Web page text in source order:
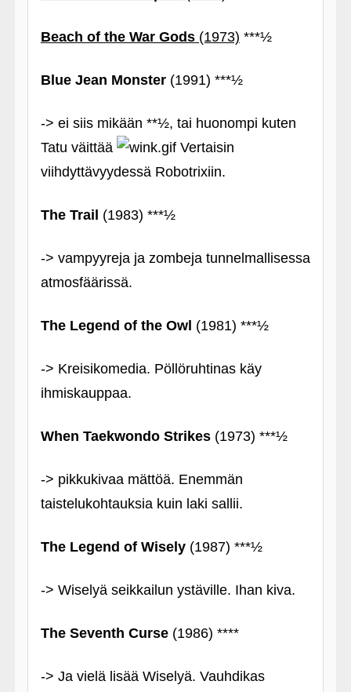
Beach of the War Gods(1973) ***½
Blue Jean Monster(1991) ***½
-> ei siis mikään **½, tai huonompi kuten
Tatu väittää
Vertaisin
viihdyttävyydessä Robotrixiin.
The Trail (1983) ***½
-> vampyyreja ja zombeja tunnelmallisessa
atmosfäärissä.
The Legend of the Owl (1981) ***½
-> Kreisikomedia. Pöllöruhtinas käy
ihmiskauppaa.
When Taekwondo Strikes(1973) ***½
-> pikkukivaa mättöä. Enemmän
taistelukohtauksia kuin laki sallii.
The Legend of Wisely(1987) ***½
-> Wiselyä seikkailun ystäville. Ihan kiva.
The Seventh Curse(1986) ****
-> Ja vielä lisää Wiselyä. Vauhdikas